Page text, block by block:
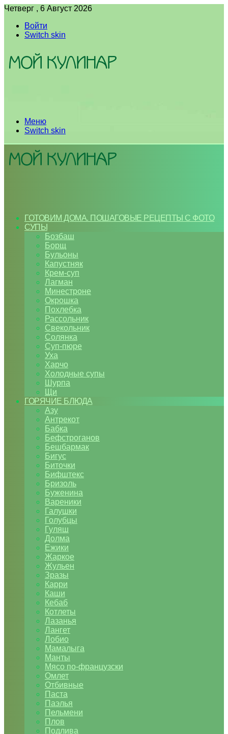
Четверг , 6 Август 2026
Войти
Switch skin
Меню
Switch skin
ГОТОВИМ ДОМА. ПОШАГОВЫЕ РЕЦЕПТЫ С ФОТО
СУПЫ
Бозбаш
Борщ
Бульоны
Капустняк
Крем-суп
Лагман
Минестроне
Окрошка
Похлебка
Рассольник
Свекольник
Солянка
Суп-пюре
Уха
Харчо
Холодные супы
Шурпа
Щи
ГОРЯЧИЕ БЛЮДА
Азу
Антрекот
Бабка
Бефстроганов
Бешбармак
Бигус
Биточки
Бифштекс
Бризоль
Буженина
Вареники
Галушки
Голубцы
Гуляш
Долма
Ежики
Жаркое
Жульен
Зразы
Карри
Каши
Кебаб
Котлеты
Лазанья
Лангет
Лобио
Мамалыга
Манты
Мясо по-французски
Омлет
Отбивные
Паста
Паэлья
Пельмени
Плов
Подлива